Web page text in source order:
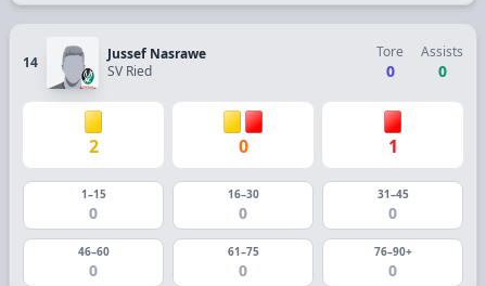
14
Jussef Nasrawe
SV Ried
Tore
0
Assists
0
2 0 1
1–15
0
16–30
0
31–45
0
46–60
0
61–75
0
76–90+
0